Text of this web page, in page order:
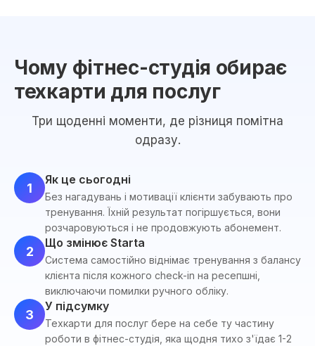
Чому фітнес-студія обирає
техкарти для послуг
Три щоденні моменти, де різниця помітна
одразу.
1
Як це сьогодні
Без нагадувань і мотивації клієнти забувають про
тренування. Їхній результат погіршується, вони
розчаровуються і не продовжують абонемент.
2
Що змінює Starta
Система самостійно віднімає тренування з балансу
клієнта після кожного check-in на ресепшні,
виключаючи помилки ручного обліку.
3
У підсумку
Техкарти для послуг бере на себе ту частину
роботи в фітнес-студія, яка щодня тихо з'їдає 1-2